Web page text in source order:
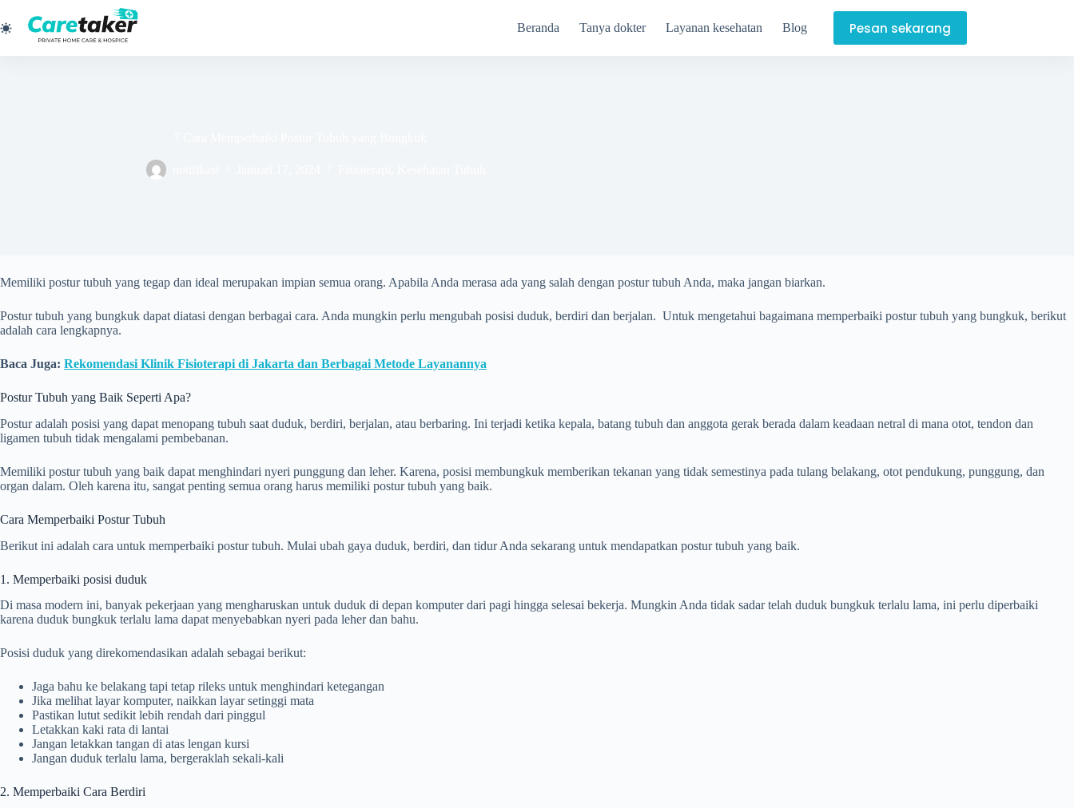
to
content
Beranda Tanya dokter Layanan kesehatan Blog Pesan sekarang
Memiliki postur tubuh yang tegap dan ideal merupakan impian semua orang. Apabila Anda merasa ada yang salah dengan postur tubuh Anda, maka jangan biarkan.
Postur tubuh yang bungkuk dapat diatasi dengan berbagai cara. Anda mungkin perlu mengubah posisi duduk, berdiri dan berjalan. Untuk mengetahui bagaimana memperbaiki postur tubuh yang bungkuk, berikut
adalah cara lengkapnya.
Baca Juga: Rekomendasi Klinik Fisioterapi di Jakarta dan Berbagai Metode Layanannya
Postur Tubuh yang Baik Seperti Apa?
Postur adalah posisi yang dapat menopang tubuh saat duduk, berdiri, berjalan, atau berbaring. Ini terjadi ketika kepala, batang tubuh dan anggota gerak berada dalam keadaan netral di mana otot, tendon dan
ligamen tubuh tidak mengalami pembebanan.
Memiliki postur tubuh yang baik dapat menghindari nyeri punggung dan leher. Karena, posisi membungkuk memberikan tekanan yang tidak semestinya pada tulang belakang, otot pendukung, punggung, dan
organ dalam. Oleh karena itu, sangat penting semua orang harus memiliki postur tubuh yang baik.
Cara Memperbaiki Postur Tubuh
Berikut ini adalah cara untuk memperbaiki postur tubuh. Mulai ubah gaya duduk, berdiri, dan tidur Anda sekarang untuk mendapatkan postur tubuh yang baik.
1. Memperbaiki posisi duduk
Di masa modern ini, banyak pekerjaan yang mengharuskan untuk duduk di depan komputer dari pagi hingga selesai bekerja. Mungkin Anda tidak sadar telah duduk bungkuk terlalu lama, ini perlu diperbaiki
karena duduk bungkuk terlalu lama dapat menyebabkan nyeri pada leher dan bahu.
Posisi duduk yang direkomendasikan adalah sebagai berikut:
Jaga bahu ke belakang tapi tetap rileks untuk menghindari ketegangan
Jika melihat layar komputer, naikkan layar setinggi mata
Pastikan lutut sedikit lebih rendah dari pinggul
Letakkan kaki rata di lantai
Jangan letakkan tangan di atas lengan kursi
Jangan duduk terlalu lama, bergeraklah sekali-kali
2. Memperbaiki Cara Berdiri